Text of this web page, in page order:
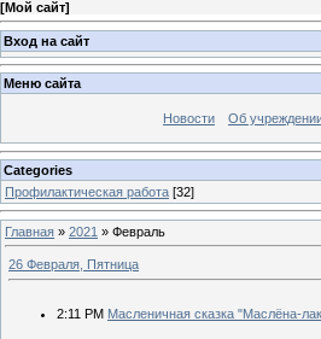
[Мой сайт]
Вход на сайт
Меню сайта
Новости Об
Categories
Профилактическая работа [32]
Главная » 2021 » Февраль
26 Февраля, Пятница
2:11 PM Масленичная сказка "Маслёна-